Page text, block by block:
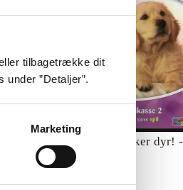
tilbagetrække dit
”Detaljer”.
Marketing
Jeg elsker dyr! -
dyre-agenter